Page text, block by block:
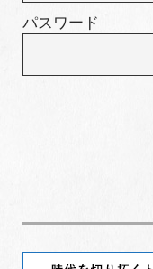
パスワード